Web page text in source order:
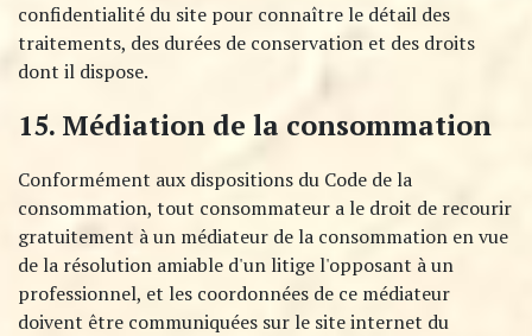
confidentialité du site pour connaître le détail des
traitements, des durées de conservation et des droits
dont il dispose.
15. Médiation de la consommation
Conformément aux dispositions du Code de la
consommation, tout consommateur a le droit de recourir
gratuitement à un médiateur de la consommation en vue
de la résolution amiable d'un litige l'opposant à un
professionnel, et les coordonnées de ce médiateur
doivent être communiquées sur le site internet du